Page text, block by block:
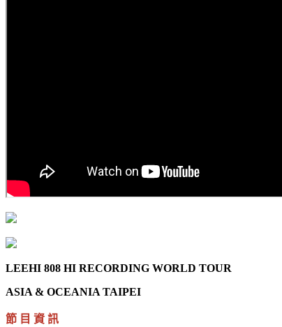
LEEHI 808 HI RECORDING WORLD TOUR
ASIA & OCEANIA TAIPEI
節 目 資 訊